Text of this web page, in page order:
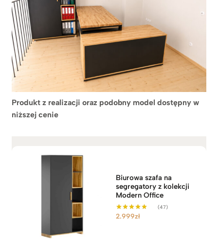
Produkt z realizacji oraz podobny model dostępny w
niższej cenie
Biurowa szafa na
segregatory z kolekcji
Modern Office
Oceniono
(47)
2.999zł